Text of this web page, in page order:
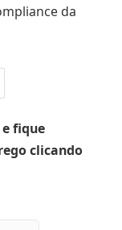
da
e fique
clicando